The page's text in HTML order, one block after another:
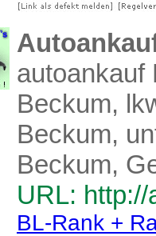
autoankauf
Beckum,
Beckum,
Beckum,
URL:
BL-Rank +